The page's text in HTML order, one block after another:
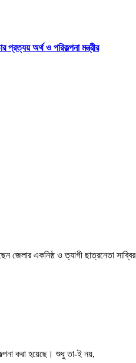
প্রত্যয় অর্থ ও পরিকল্পনা মন্ত্রীর
জেলার একনিষ্ঠ ও ত্যাগী ছাত্রনেতা
করা হয়েছে। শুধু তা-ই নয়,